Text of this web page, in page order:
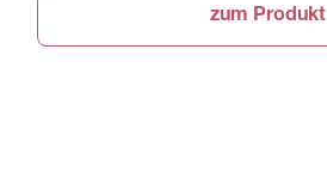
zum Produkt